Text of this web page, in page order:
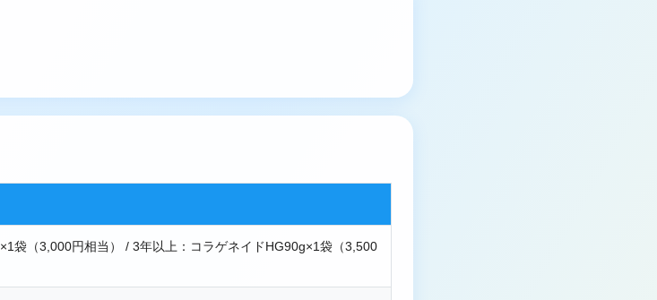
袋（3,000円相当） / 3年以上：コラゲネイドHG90g×1袋（3,500